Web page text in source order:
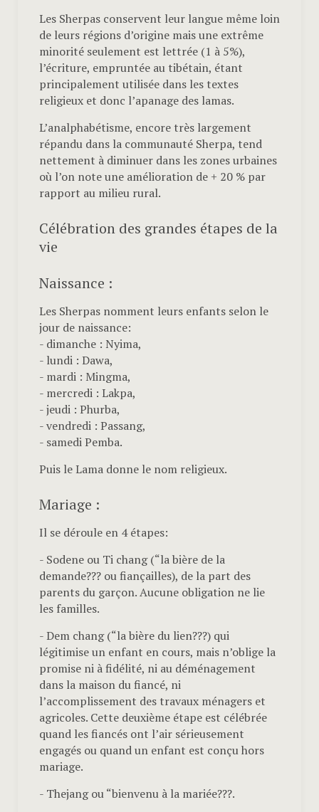
Les Sherpas conservent leur langue même loin
de leurs régions d’origine mais une extrême
minorité seulement est lettrée (1 à 5%),
l’écriture, empruntée au tibétain, étant
principalement utilisée dans les textes
religieux et donc l’apanage des lamas.
L’analphabétisme, encore très largement
répandu dans la communauté Sherpa, tend
nettement à diminuer dans les zones urbaines
où l’on note une amélioration de + 20 % par
rapport au milieu rural.
Célébration des grandes étapes de la
vie
Naissance :
Les Sherpas nomment leurs enfants selon le
jour de naissance:
- dimanche : Nyima,
- lundi : Dawa,
- mardi : Mingma,
- mercredi : Lakpa,
- jeudi : Phurba,
- vendredi : Passang,
- samedi Pemba.
Puis le Lama donne le nom religieux.
Mariage :
Il se déroule en 4 étapes:
- Sodene ou Ti chang (“la bière de la
demande??? ou fiançailles), de la part des
parents du garçon. Aucune obligation ne lie
les familles.
- Dem chang (“la bière du lien???) qui
légitimise un enfant en cours, mais n’oblige la
promise ni à fidélité, ni au déménagement
dans la maison du fiancé, ni
l’accomplissement des travaux ménagers et
agricoles. Cette deuxième étape est célébrée
quand les fiancés ont l’air sérieusement
engagés ou quand un enfant est conçu hors
mariage.
- Thejang ou “bienvenu à la mariée???.